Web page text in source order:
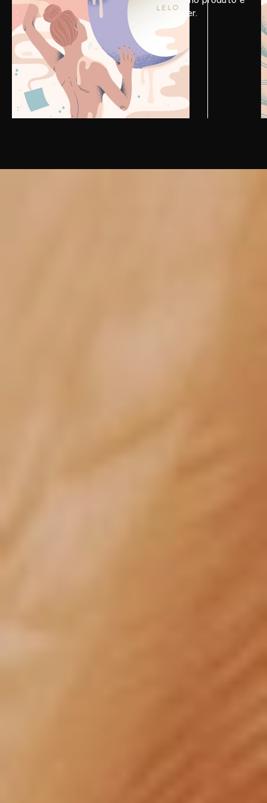
no seu corpo para maximizar o prazer.